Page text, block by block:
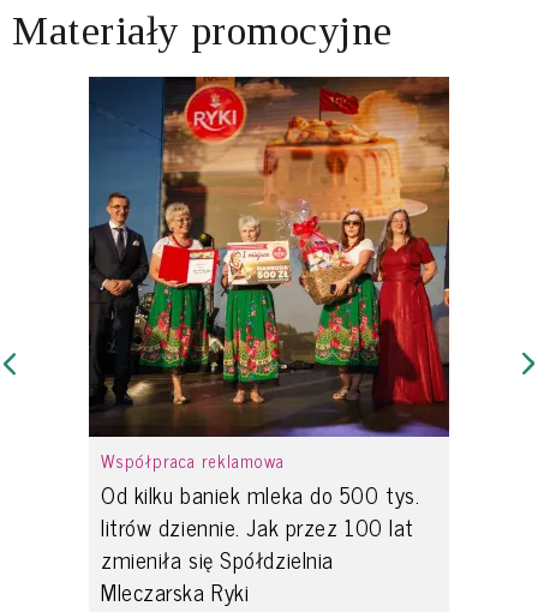
Materiały promocyjne
Współpraca reklamowa
Od kilku baniek mleka do 500 tys.
litrów dziennie. Jak przez 100 lat
zmieniła się Spółdzielnia
Mleczarska Ryki